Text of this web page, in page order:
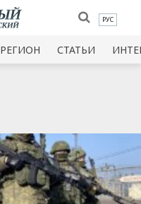
РУС
РЕГИОН СТАТЬИ